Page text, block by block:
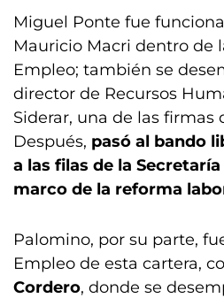
Miguel Ponte fue
Mauricio Macri dentro de
Empleo; también se
director de Recursos
Siderar, una de las firmas
Después, pasó al bando
a las filas de la
marco de la reforma
Palomino, por su parte,
Empleo de esta cartera,
Cordero, donde se